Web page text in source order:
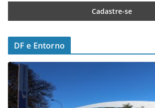
DF e Entorno